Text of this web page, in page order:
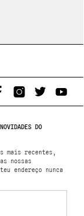
DO
mais recentes,
nossas
endereço nunca